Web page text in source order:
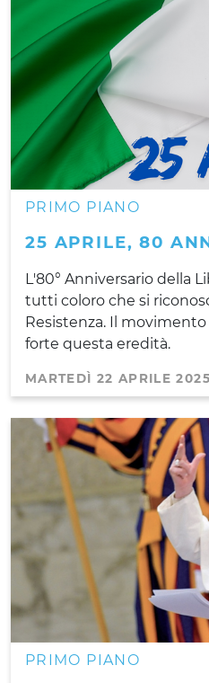
PRIMO PIANO
25 APRILE, 80
L'80° Anniversario della
tutti coloro che si
Resistenza. Il
forte questa eredità.
MARTEDÌ 22 APRILE 2025
PRIMO PIANO